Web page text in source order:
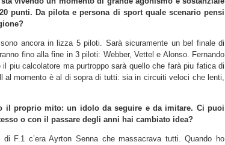
punti. Da pilota e persona di sport quale scenario pensi
ancora in lizza 5 piloti. Sarà sicuramente un bel finale di
fino alla fine in 3 piloti: Webber, Vettel e Alonso. Fernando
piu calcolatore ma purtroppo sarà quello che farà piu fatica di
momento è al di sopra di tutti: sia in circuiti veloci che lenti,
il proprio mito: un idolo da seguire e da imitare. Ci puoi
o con il passare degli anni hai cambiato idea?
F.1 c’era Ayrton Senna che massacrava tutti. Quando ho